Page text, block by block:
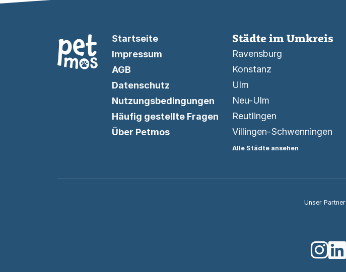
Startseite
Impressum
AGB
Datenschutz
Nutzungsbedingungen
Häufig gestellte Fragen
Über Petmos
Städte im Umkreis
Ravensburg
Konstanz
Ulm
Neu-Ulm
Reutlingen
Villingen-Schwenningen
Alle Städte ansehen
Unser Partner